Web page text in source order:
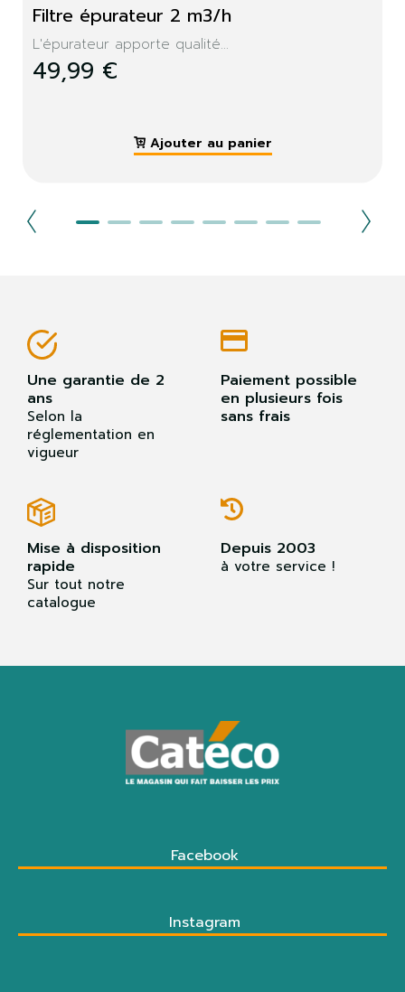
Filtre épurateur 2 m3/h
L'épurateur apporte qualité...
49,99 €
Ajouter au panier
Une garantie de 2
ans
Selon la
réglementation en
vigueur
Paiement possible
en plusieurs fois
sans frais
Mise à disposition
rapide
Sur tout notre
catalogue
Depuis 2003
à votre service !
Facebook
Instagram